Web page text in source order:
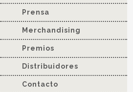
Prensa
Merchandising
Premios
Distribuidores
Contacto